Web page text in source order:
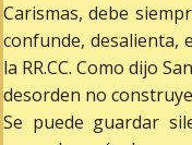
Carismas, debe
confunde, desalienta,
la RR.CC. Como dijo
desorden no
Se puede guardar